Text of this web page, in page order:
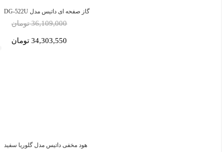
گاز صفحه ای داتیس مدل DG-522U
36,109,000 تومان
34,303,550 تومان
هود مخفی داتیس مدل گلوریا سفید